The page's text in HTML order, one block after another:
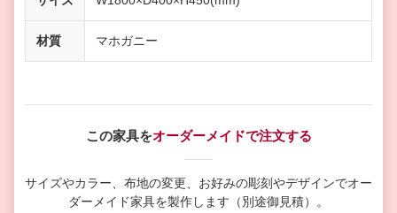
材質 マホガニー
この家具をオーダーメイドで注文する
サイズやカラー、布地の変更、お好みの彫刻やデザインでオー
ダーメイド家具を製作します（別途御見積）。